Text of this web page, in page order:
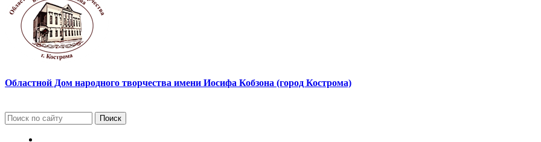
Областной Дом народного творчества имени Иосифа Кобзона (город Кострома)